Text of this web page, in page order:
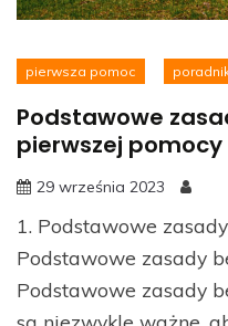
pierwsza pomoc
Podstawowe
pierwszej
29 września 2023
1. Podstawowe
Podstawowe zasady
Podstawowe zasady